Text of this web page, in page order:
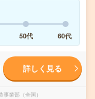
50代 60代
詳しく見る
業部（全国）